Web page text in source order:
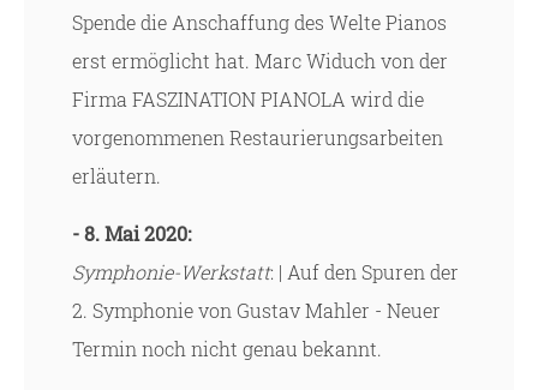
Spende die Anschaffung des Welte Pianos
erst ermöglicht hat. Marc Widuch von der
Firma FASZINATION PIANOLA wird die
vorgenommenen Restaurierungsarbeiten
erläutern.
- 8. Mai 2020:
Symphonie-Werkstatt: | Auf den Spuren der
2. Symphonie von Gustav Mahler - Neuer
Termin noch nicht genau bekannt.